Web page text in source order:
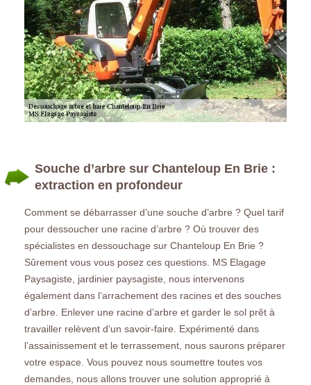
Souche d’arbre sur Chanteloup En Brie :
extraction en profondeur
Comment se débarrasser d’une souche d’arbre ? Quel tarif
pour dessoucher une racine d’arbre ? Où trouver des
spécialistes en dessouchage sur Chanteloup En Brie ?
Sûrement vous vous posez ces questions. MS Elagage
Paysagiste, jardinier paysagiste, nous intervenons
également dans l’arrachement des racines et des souches
d’arbre. Enlever une racine d’arbre et garder le sol prêt à
travailler relèvent d’un savoir-faire. Expérimenté dans
l’assainissement et le terrassement, nous saurons préparer
votre espace. Vous pouvez nous soumettre toutes vos
demandes, nous allons trouver une solution approprié à